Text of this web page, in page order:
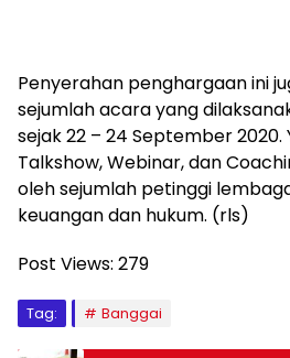
Penyerahan penghargaan ini
sejumlah acara yang
sejak 22 – 24 September 2020.
Talkshow, Webinar, dan
oleh sejumlah petinggi
keuangan dan hukum. (rls)
Post Views: 279
Tag: Banggai